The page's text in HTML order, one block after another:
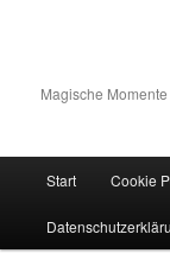
Magische
Zum Inhalt
Zum
Start Cookie